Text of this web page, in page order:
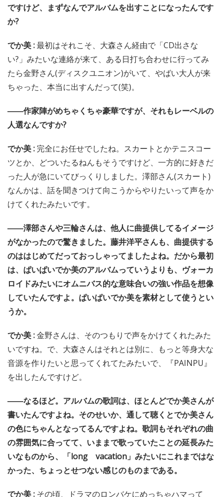
ですけど、まずなんでアルバムを出すことになったんです
か?
でか美 :最初はそれこそ、大森さん経由で「CD出さな
い?」みたいな連絡が来て、ある日打ち合わせに行ってみ
たら金野さん(ディスクユニオン)がいて、やばい大人が来
ちゃった、本当に出すんだって(笑)。
――作家陣がめちゃくちゃ豪華ですが、それもレーベルの
人選なんですか?
でか美 : 完全にお任せでしたね。スカートとかテニスコー
ツとか、どついたるねんもそうですけど、一方的に好きだ
った人が急にいてびっくりしました。澤部さん(スカート)
なんかは、話を聞きつけて向こうからやりたいって声をか
けてくれたみたいです。
――澤部さんや三輪さんは、他人に曲提供してるイメージ
がなかったので驚きました。藤井洋平さんも、曲提供する
のははじめてだっておっしゃってましたよね。だから最初
は、ぱいぱいでか美のアルバムっていうよりも、ヴォーカ
ロイドみたいにオムニバス的な意味合いの強い作品を想像
していたんですよ。ぱいぱいでか美を素材として使うとい
うか。
でか美 :金野さんは、そのつもりで声をかけてくれたみた
いですね。で、大森さんはそれとは別に、もっと等身大な
音源を作りたいと思ってくれてたみたいで、『PAINPU』
を出したんですけど。
――なるほど。アルバムの歌詞は、ほとんどでか美さんが
書いたんですよね。そのせいか、通して聴くとでか美さん
の色にちゃんとなってるんですよね。歌詞もそれぞれの曲
の雰囲気に合ってて、いままで歌っていたことの延長みた
いなものから、「long vacation」みたいにこれまではな
かった、ちょっとせつない感じのものまである。
でか美 : その頃、ドラマのロンバケにめっちゃハマって